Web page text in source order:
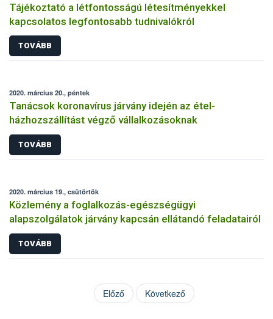
Tájékoztató a létfontosságú létesítményekkel
kapcsolatos legfontosabb tudnivalókról
TOVÁBB
2020. március 20., péntek
Tanácsok koronavírus járvány idején az étel-
házhozszállítást végző vállalkozásoknak
TOVÁBB
2020. március 19., csütörtök
Közlemény a foglalkozás-egészségügyi
alapszolgálatok járvány kapcsán ellátandó feladatairól
TOVÁBB
Előző Következő